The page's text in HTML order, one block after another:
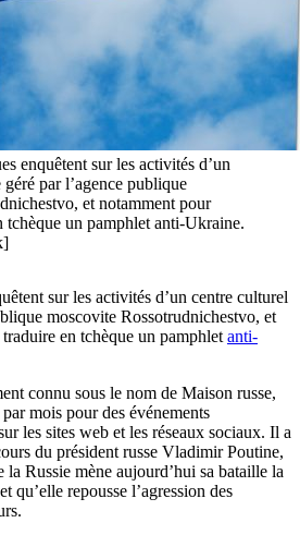
enquêtent sur les activités d’un
par l’agence publique
et notamment pour
tchèque un pamphlet anti-Ukraine.
sur les activités d’un centre culturel
moscovite Rossotrudnichestvo, et
en tchèque un pamphlet anti-
connu sous le nom de Maison russe,
mois pour des événements
les sites web et les réseaux sociaux. Il a
du président russe Vladimir Poutine,
Russie mène aujourd’hui sa bataille la
qu’elle repousse l’agression des